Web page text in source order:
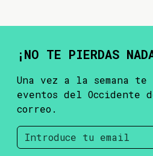
¡NO TE PIERDAS
Una vez a la semana te
eventos del Occidente
correo.